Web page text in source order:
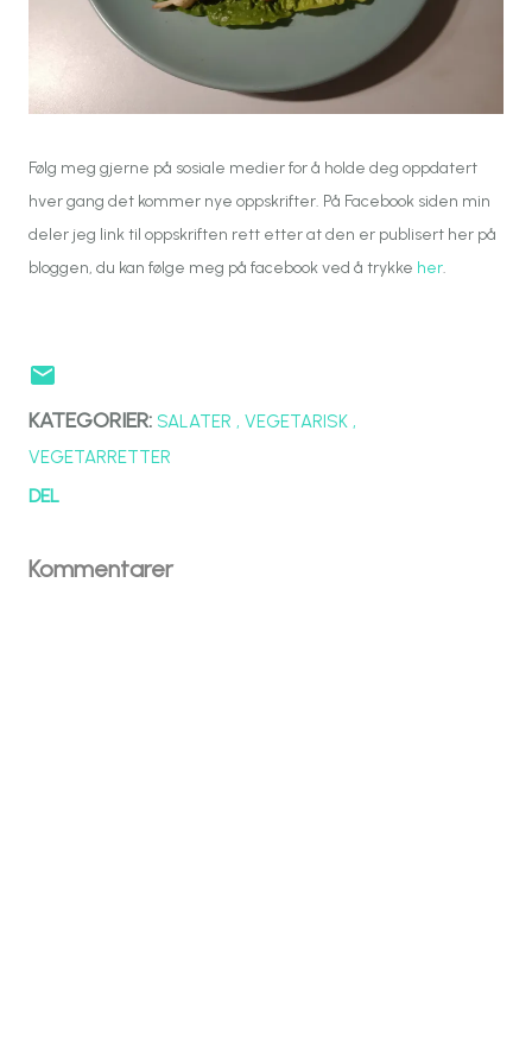
Følg meg gjerne på sosiale medier for å holde deg oppdatert
hver gang det kommer nye oppskrifter. På Facebook siden min
deler jeg link til oppskriften rett etter at den er publisert her på
bloggen, du kan følge meg på facebook ved å trykke her.
KATEGORIER: SALATER
VEGETARISK
VEGETARRETTER
DEL
Kommentarer